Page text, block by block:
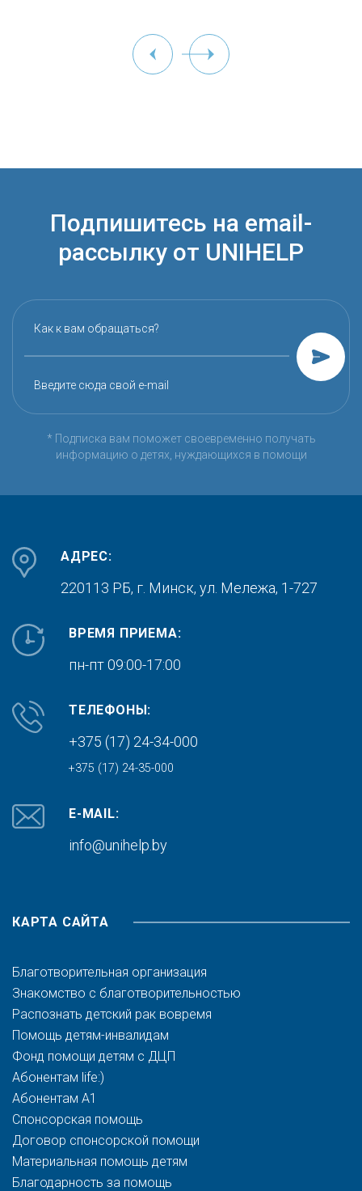
Подпишитесь на email-
рассылку от UNIHELP
Как к вам обращаться?
Введите сюда свой e-mail
* Подписка вам поможет своевременно получать
информацию о детях, нуждающихся в помощи
АДРЕС:
220113 РБ, г. Минск, ул. Мележа, 1-727
ВРЕМЯ ПРИЕМА:
пн-пт 09:00-17:00
ТЕЛЕФОНЫ:
+375 (17) 24-34-000
+375 (17) 24-35-000
E-MAIL:
info@unihelp.by
КАРТА САЙТА
Благотворительная организация
Знакомство с благотворительностью
Распознать детский рак вовремя
Помощь детям-инвалидам
Фонд помощи детям с ДЦП
Абонентам life:)
Абонентам A1
Спонсорская помощь
Договор спонсорской помощи
Материальная помощь детям
Благодарность за помощь